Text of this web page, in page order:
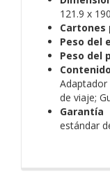
121.9 x
Cartones
Peso del
Peso del
de viaje;
estándar